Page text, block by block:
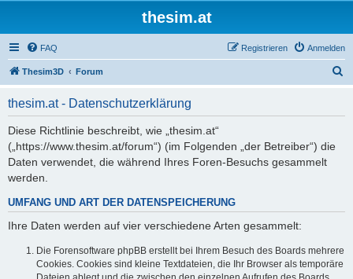
thesim.at
FAQ Anmelden
Registrieren
Thesim3D Forum
thesim.at - Datenschutzerklärung
Diese Richtlinie beschreibt, wie „thesim.at“
(„https://www.thesim.at/forum“) (im Folgenden „der Betreiber“) die
Daten verwendet, die während Ihres Foren-Besuchs gesammelt
werden.
UMFANG UND ART DER DATENSPEICHERUNG
Ihre Daten werden auf vier verschiedene Arten gesammelt:
Die Forensoftware phpBB erstellt bei Ihrem Besuch des Boards mehrere
Cookies. Cookies sind kleine Textdateien, die Ihr Browser als temporäre